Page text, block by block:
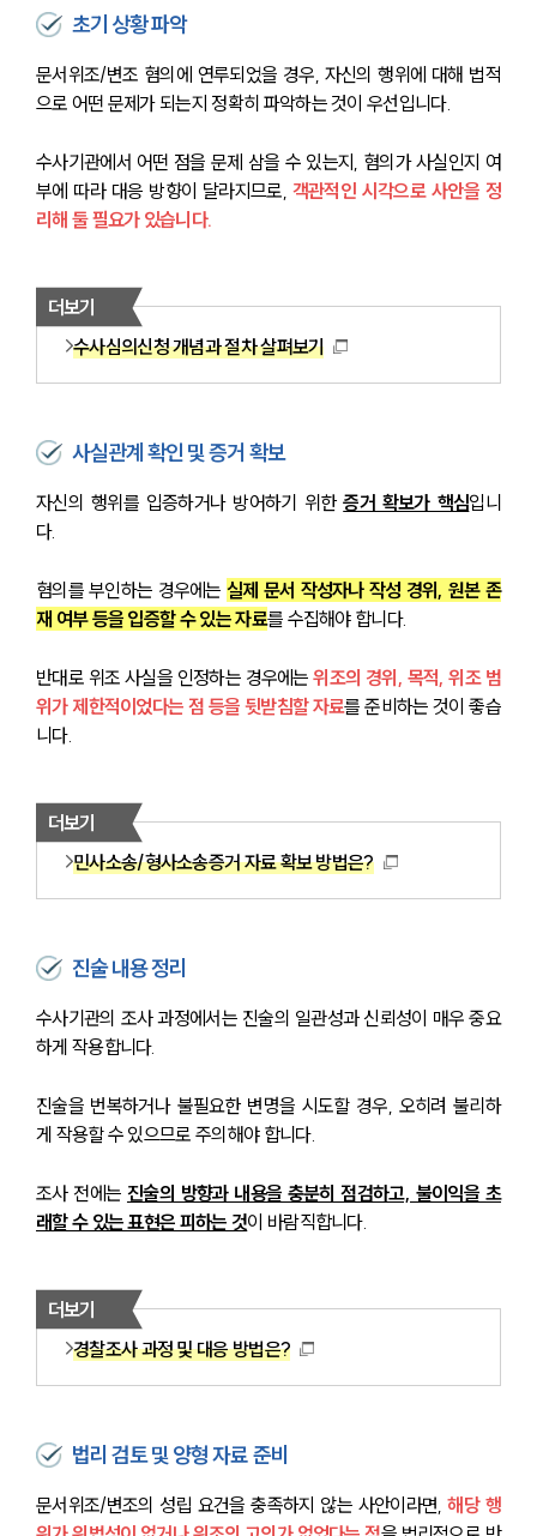
초기 상황 파악
문서위조/변조 혐의에 연루되었을 경우, 자신의 행위에 대해 법적
으로 어떤 문제가 되는지 정확히 파악하는 것이 우선입니다.
수사기관에서 어떤 점을 문제 삼을 수 있는지, 혐의가 사실인지 여
부에 따라 대응 방향이 달라지므로, 객관적인 시각으로 사안을 정
리해 둘 필요가 있습니다.
더보기
수사심의신청 개념과 절차 살펴보기
사실관계 확인 및 증거 확보
자신의 행위를 입증하거나 방어하기 위한 증거 확보가 핵심입니
다.
혐의를 부인하는 경우에는 실제 문서 작성자나 작성 경위, 원본 존
재 여부 등을 입증할 수 있는 자료를 수집해야 합니다.
반대로 위조 사실을 인정하는 경우에는 위조의 경위, 목적, 위조 범
위가 제한적이었다는 점 등을 뒷받침할 자료를 준비하는 것이 좋습
니다.
더보기
민사소송/형사소송증거 자료 확보 방법은?
진술 내용 정리
수사기관의 조사 과정에서는 진술의 일관성과 신뢰성이 매우 중요
하게 작용합니다.
진술을 번복하거나 불필요한 변명을 시도할 경우, 오히려 불리하
게 작용할 수 있으므로 주의해야 합니다.
조사 전에는 진술의 방향과 내용을 충분히 점검하고, 불이익을 초
래할 수 있는 표현은 피하는 것이 바람직합니다.
더보기
경찰조사 과정 및 대응 방법은?
법리 검토 및 양형 자료 준비
문서위조/변조의 성립 요건을 충족하지 않는 사안이라면, 해당 행